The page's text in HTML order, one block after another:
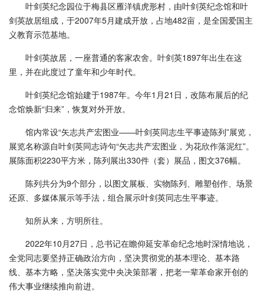
叶剑英纪念园位于梅县区雁洋镇虎形村，由叶剑英纪念馆和叶
剑英故居组成，于2007年5月建成开放，占地482亩，是全国爱国主
义教育示范基地。
叶剑英故居，一座普通的客家农舍。叶剑英1897年出生在这
里，并在此度过了童年和少年时代。
叶剑英纪念馆始建于1987年。今年1月21日，改陈布展后的纪
念馆焕新“归来”，恢复对外开放。
馆内常设“矢志共产宏图业——叶剑英同志生平事迹陈列”展览，
展览名称源自叶剑英同志诗句“矢志共产宏图业，为花欣作落泥红”。
展陈面积2230平方米，陈列展出330件（套）展品，图文376幅。
陈列共分为9个部分，以图文展板、实物陈列、雕塑创作、场景
还原、多媒体展示等手法，组合展示叶剑英同志生平事迹。
知所从来，方明所往。
2022年10月27日，总书记在瞻仰延安革命纪念地时深情地说，
全党同志要坚持正确政治方向，坚决贯彻党的基本理论、基本路
线、基本方略，坚决落实党中央决策部署，把老一辈革命家开创的
伟大事业继续推向前进。